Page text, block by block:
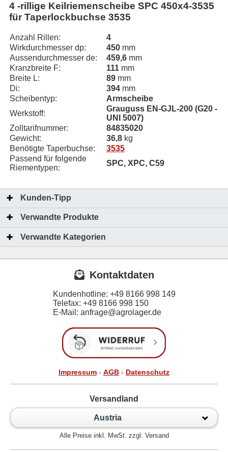
4 -rillige Keilriemenscheibe SPC 450x4-3535
für Taperlockbuchse 3535
Anzahl Rillen:
4
Wirkdurchmesser dp:
450 mm
Aussendurchmesser de:
459,6 mm
Kranzbreite F:
111 mm
Breite L:
89 mm
Di:
394 mm
Scheibentyp:
Armscheibe
Werkstoff:
Grauguss EN-GJL-200 (G20 -
UNI 5007)
Zolltarifnummer:
84835020
Gewicht:
36,8 kg
Benötigte Taperbuchse:
3535
Passend für folgende
Riementypen:
SPC, XPC, C59
Kunden-Tipp
Verwandte Produkte
Verwandte Kategorien
Kontaktdaten
Kundenhotline: +49 8166 998 149
Telefax: +49 8166 998 150
E-Mail: anfrage@agrolager.de
Impressum - AGB - Datenschutz
Versandland
Austria
Alle Preise inkl. MwSt. zzgl. Versand